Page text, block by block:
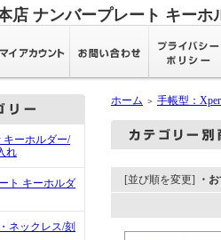
店 ナンバープレート キーホ
キーホルダー/
れ
ト キーホルダ
ネックレス/刻
ホーム ＞ 手帳型：
[並び順を変更] ・